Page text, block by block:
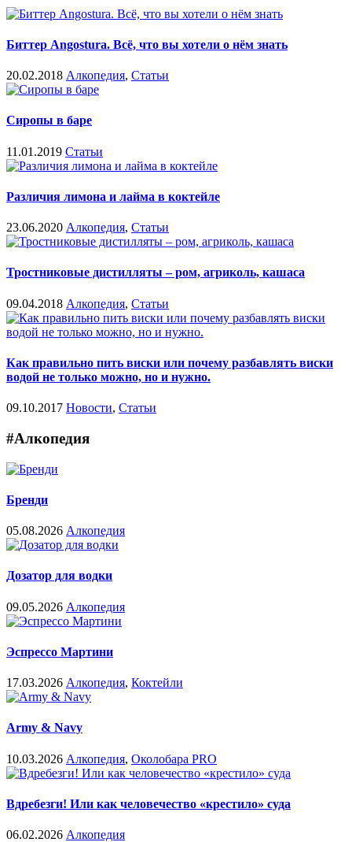
Биттер Angostura. Всё, что вы хотели о нём знать
20.02.2018 Алкопедия, Статьи
Сиропы в баре
11.01.2019 Статьи
Различия лимона и лайма в коктейле
23.06.2020 Алкопедия, Статьи
Тростниковые дистилляты – ром, агриколь, кашаса
09.04.2018 Алкопедия, Статьи
Как правильно пить виски или почему разбавлять виски
водой не только можно, но и нужно.
09.10.2017 Новости, Статьи
#Алкопедия
Бренди
05.08.2026 Алкопедия
Дозатор для водки
09.05.2026 Алкопедия
Эспрессо Мартини
17.03.2026 Алкопедия, Коктейли
Army & Navy
10.03.2026 Алкопедия, Околобара PRO
Вдребезги! Или как человечество «крестило» суда
06.02.2026 Алкопедия